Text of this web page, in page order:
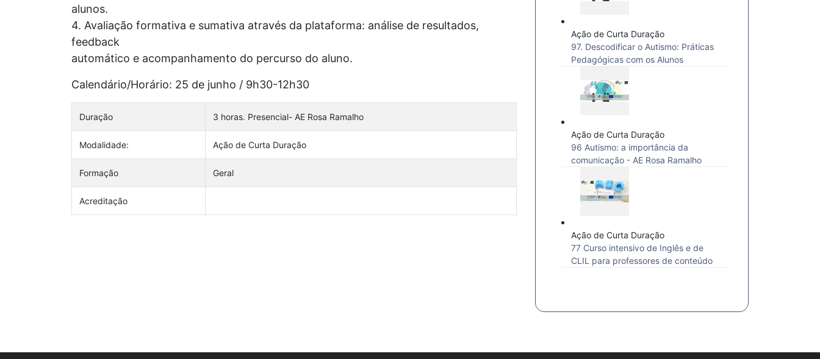
alunos.
4. Avaliação formativa e sumativa através da plataforma: análise de resultados,
feedback
automático e acompanhamento do percurso do aluno.
Calendário/Horário: 25 de junho / 9h30-12h30
Duração 3 horas. Presencial- AE Rosa Ramalho
Modalidade: Ação de Curta Duração
Formação Geral
Acreditação
Ação de Curta Duração
97. Descodificar o Autismo: Práticas
Pedagógicas com os Alunos
Ação de Curta Duração
96 Autismo: a importância da
comunicação - AE Rosa Ramalho
Ação de Curta Duração
77 Curso intensivo de Inglês e de
CLIL para professores de conteúdo